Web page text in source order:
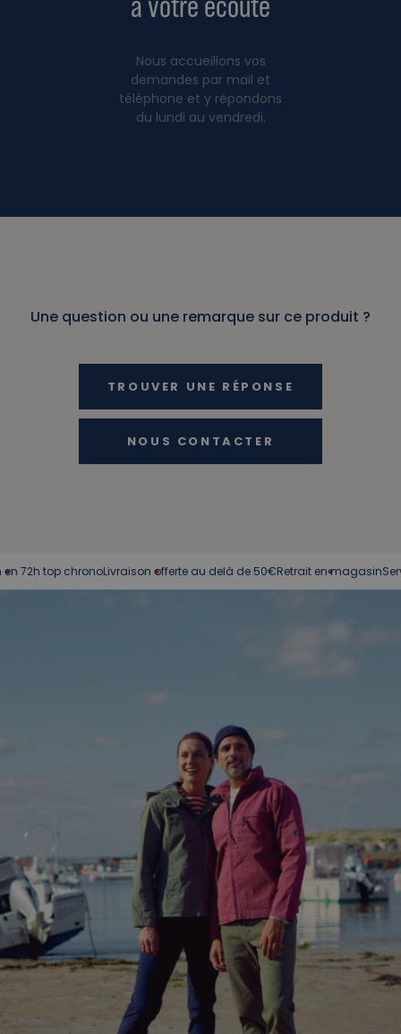
Nous accueillons vos
demandes par mail et
téléphone et y répondons
du lundi au vendredi.
Une question ou une remarque sur ce produit ?
TROUVER UNE RÉPONSE
NOUS CONTACTER
chronoLivraison offerte au delà de 50€ Retrait en magasinService